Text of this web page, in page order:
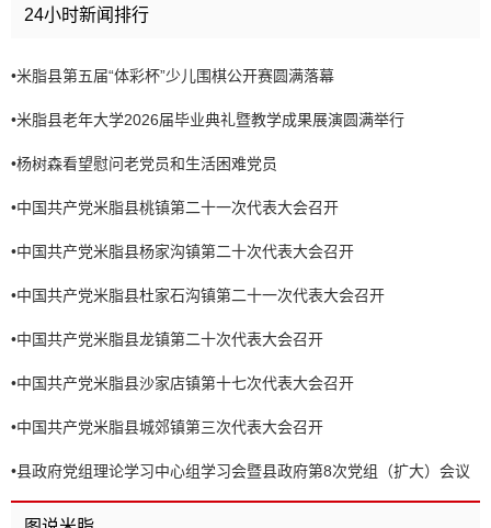
24小时新闻排行
•米脂县第五届“体彩杯”少儿围棋公开赛圆满落幕
•米脂县老年大学2026届毕业典礼暨教学成果展演圆满举行
•杨树森看望慰问老党员和生活困难党员
•中国共产党米脂县桃镇第二十一次代表大会召开
•中国共产党米脂县杨家沟镇第二十次代表大会召开
•中国共产党米脂县杜家石沟镇第二十一次代表大会召开
•中国共产党米脂县龙镇第二十次代表大会召开
•中国共产党米脂县沙家店镇第十七次代表大会召开
•中国共产党米脂县城郊镇第三次代表大会召开
•县政府党组理论学习中心组学习会暨县政府第8次党组（扩大）会议
召开